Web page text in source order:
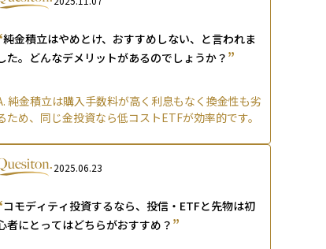
純金積立はやめとけ、おすすめしない、と言われま
た。どんなデメリットがあるのでしょうか？ ”
純金積立は購入手数料が高く利息もなく換金性も劣
ため、同じ金投資なら低コストETFが効率的です。
2025.06.23
コモディティ投資するなら、投信・ETFと先物は初
者にとってはどちらがおすすめ？ ”